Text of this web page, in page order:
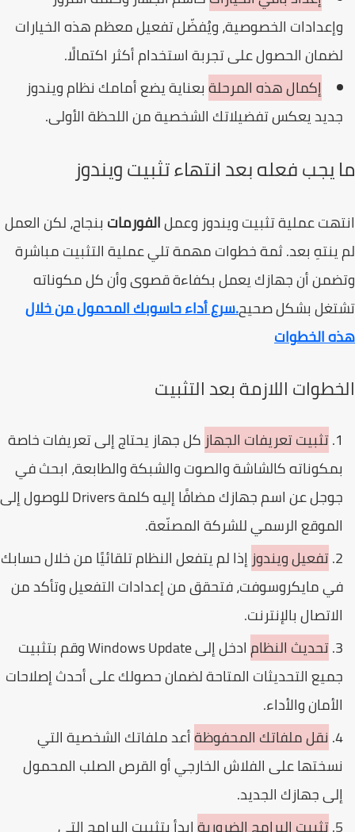
الخصوصية، ويُفضّل تفعيل معظم هذه الخيارات
الحصول على تجربة استخدام أكثر اكتمالًا.
إكمال هذه المرحلةبعناية يضع أمامك نظام ويندوز
يعكس تفضيلاتك الشخصية من اللحظة الأولى.
يجب فعله بعد انتهاء تثبيت ويندوز
عملية تثبيت ويندوز وعملالفورماتبنجاح، لكن العمل
بعد. ثمة خطوات مهمة تلي عملية التثبيت مباشرة
أن جهازك يعمل بكفاءة قصوى وأن كل مكوناته
بشكل صحيح.سرع أداء حاسوبك المحمول من خلال
الخطوات
اللازمة بعد التثبيت
تثبيت تعريفات الجهازكل جهاز يحتاج إلى تعريفات خاصة
كالشاشة والصوت والشبكة والطابعة، ابحث في
جوجل عن اسم جهازك مضافًا إليه كلمة Drivers للوصول إلى
الرسمي للشركة المصنّعة.
تفعيل ويندوزإذا لم يتفعل النظام تلقائيًا من خلال حسابك
مايكروسوفت، فتحقق من إعدادات التفعيل وتأكد من
بالإنترنت.
تحديث النظام
ادخل إلى Windows Update وقم بتثبيت
التحديثات المتاحة لضمان حصولك على أحدث إصلاحات
والأداء.
نقل ملفاتك المحفوظةأعد ملفاتك الشخصية التي
على الفلاش الخارجي أو القرص الصلب المحمول
جهازك الجديد.